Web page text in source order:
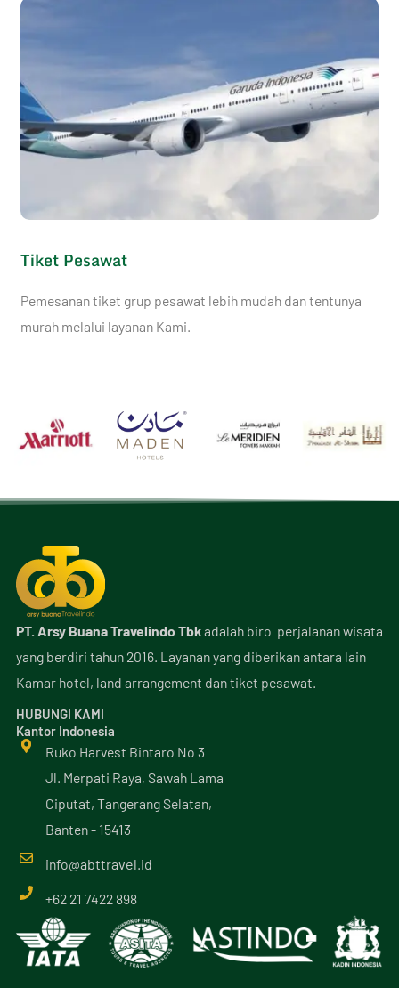
Tiket Pesawat
Pemesanan tiket grup pesawat lebih mudah dan tentunya
murah melalui layanan Kami.
PT. Arsy Buana Travelindo Tbkadalah biro perjalanan wisata
yang berdiri tahun 2016. Layanan yang diberikan antara lain
Kamar hotel, land arrangement dan tiket pesawat.
HUBUNGI KAMI
Kantor Indonesia
Ruko Harvest Bintaro No 3
Jl. Merpati Raya, Sawah Lama
Ciputat, Tangerang Selatan,
Banten - 15413
info@abttravel.id
+62 21 7422 898